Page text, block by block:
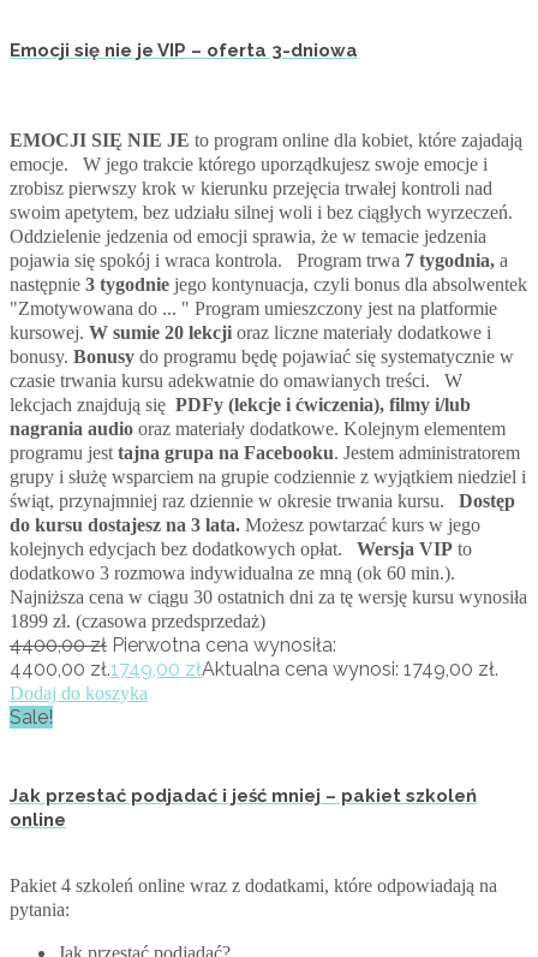
Emocji się nie je VIP – oferta 3-dniowa
EMOCJI SIĘ NIE JE to program online dla kobiet, które zajadają
emocje. W jego trakcie którego uporządkujesz swoje emocje i
zrobisz pierwszy krok w kierunku przejęcia trwałej kontroli nad
swoim apetytem, bez udziału silnej woli i bez ciągłych wyrzeczeń.
Oddzielenie jedzenia od emocji sprawia, że w temacie jedzenia
pojawia się spokój i wraca kontrola. Program trwa 7 tygodnia, a
następnie 3 tygodnie jego kontynuacja, czyli bonus dla absolwentek
"Zmotywowana do ... " Program umieszczony jest na platformie
kursowej. W sumie 20 lekcji oraz liczne materiały dodatkowe i
bonusy. Bonusy do programu będę pojawiać się systematycznie w
czasie trwania kursu adekwatnie do omawianych treści. W
lekcjach znajdują się PDFy (lekcje i ćwiczenia), filmy i/lub
nagrania audio oraz materiały dodatkowe. Kolejnym elementem
programu jest tajna grupa na Facebooku. Jestem administratorem
grupy i służę wsparciem na grupie codziennie z wyjątkiem niedziel i
świąt, przynajmniej raz dziennie w okresie trwania kursu. Dostęp
do kursu dostajesz na 3 lata. Możesz powtarzać kurs w jego
kolejnych edycjach bez dodatkowych opłat. Wersja VIP to
dodatkowo 3 rozmowa indywidualna ze mną (ok 60 min.).
Najniższa cena w ciągu 30 ostatnich dni za tę wersję kursu wynosiła
1899 zł. (czasowa przedsprzedaż)
4400,00zł Pierwotna cena wynosiła:
4400,00 zł.1749,00 złAktualna cena wynosi: 1749,00 zł.
Dodaj do koszyka
Sale!
Jak przestać podjadać i jeść mniej – pakiet szkoleń
online
Pakiet 4 szkoleń online wraz z dodatkami, które odpowiadają na
pytania:
Jak przestać podjadać?